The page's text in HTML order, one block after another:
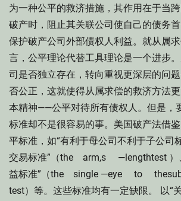
为一种公平的救济措施，其作用在于当
破产时，阻止其关联公司使自己的债务
保护破产公司外部债权人利益。就从属
言，公平理论代替工具理论是一个进步
司是否独立存在，转向重视更深层的问
否公正，这就使得从属求偿的救济方法
本精神——公平对待所有债权人。但是，
标准却不是很容易的事。美国破产法借
平标准，如“有利于母公司不利于子公司
交易标准”（the arm,s —lengthtest ）
益标准”（the single —eye to
test）等。这些标准均有一定缺限。 以“